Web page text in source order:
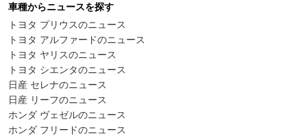
車種からニュースを探す
トヨタ プリウスのニュース
トヨタ アルファードのニュース
トヨタ ヤリスのニュース
トヨタ シエンタのニュース
日産 セレナのニュース
日産 リーフのニュース
ホンダ ヴェゼルのニュース
ホンダ フリードのニュース